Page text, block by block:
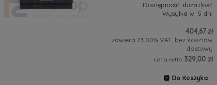
Dostępność: duża ilość
Wysyłka w: 5 dni
404,67 zł
zawiera 23.00% VAT, bez kosztów
dostawy
Cena netto: 329,00 zł
Do Koszyka